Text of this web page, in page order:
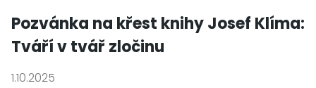
Pozvánka na křest knihy Josef Klíma:
Tváří v tvář zločinu
1.10.2025